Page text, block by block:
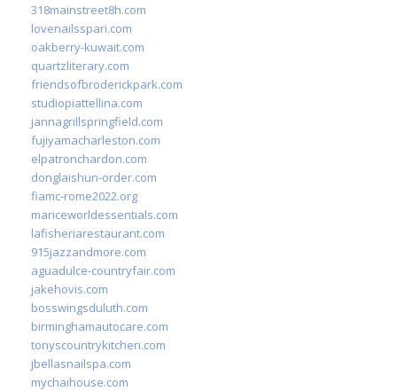
318mainstreet8h.com
lovenailsspari.com
oakberry-kuwait.com
quartzliterary.com
friendsofbroderickpark.com
studiopiattellina.com
jannagrillspringfield.com
fujiyamacharleston.com
elpatronchardon.com
donglaishun-order.com
fiamc-rome2022.org
mariceworldessentials.com
lafisheriarestaurant.com
915jazzandmore.com
aguadulce-countryfair.com
jakehovis.com
bosswingsduluth.com
birminghamautocare.com
tonyscountrykitchen.com
jbellasnailspa.com
mychaihouse.com